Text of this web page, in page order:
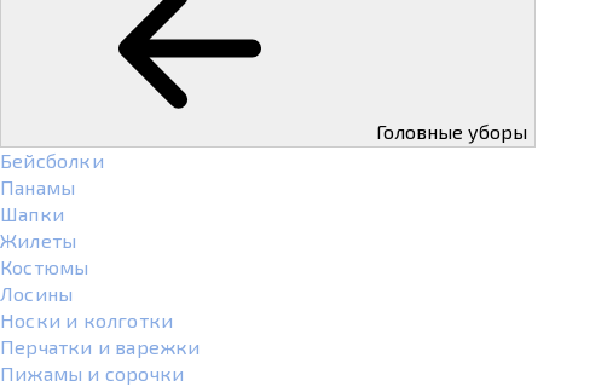
Головные уборы
Бейсболки
Панамы
Шапки
Жилеты
Костюмы
Лосины
Носки и колготки
Перчатки и варежки
Пижамы и сорочки